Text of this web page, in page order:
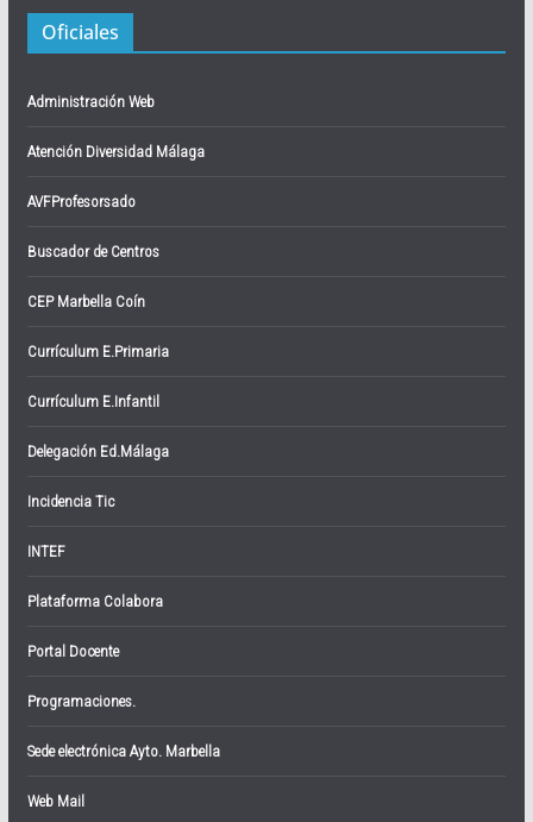
Oficiales
Administración Web
Atención Diversidad Málaga
AVFProfesorsado
Buscador de Centros
CEP Marbella Coín
Currículum E.Primaria
Currículum E.Infantil
Delegación Ed.Málaga
Incidencia Tic
INTEF
Plataforma Colabora
Portal Docente
Programaciones.
Sede electrónica Ayto. Marbella
Web Mail